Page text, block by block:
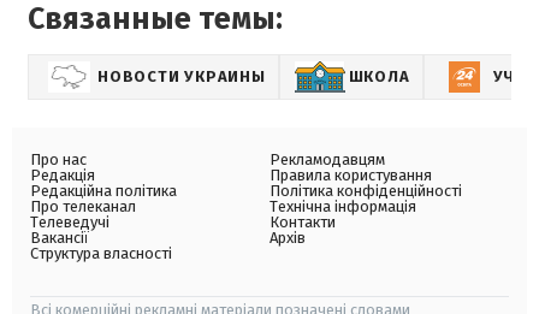
Связанные темы:
НОВОСТИ УКРАИНЫ ШКОЛА
Про нас
Редакція
Редакційна політика
Про телеканал
Телеведучі
Вакансії
Структура власності
Рекламодавцям
Правила користування
Політика конфіденційності
Технічна інформація
Контакти
Архів
Всі комерційні рекламні матеріали позначені словами